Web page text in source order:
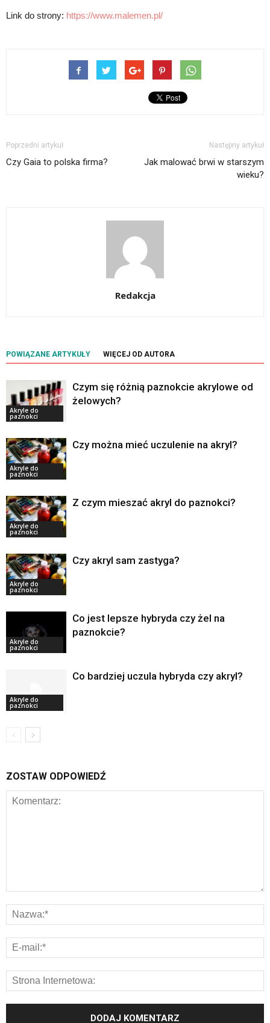
Link do strony: https://www.malemen.pl/
Poprzedni artykuł
Czy Gaia to polska firma?
Następny artykuł
Jak malować brwi w starszym
wieku?
Redakcja
POWIĄZANE ARTYKUŁY WIĘCEJ OD AUTORA
Akryle do
paznokci
Czym się różnią paznokcie akrylowe od
żelowych?
Akryle do
paznokci
Czy można mieć uczulenie na akryl?
Akryle do
paznokci
Z czym mieszać akryl do paznokci?
Akryle do
paznokci
Czy akryl sam zastyga?
Akryle do
paznokci
Co jest lepsze hybryda czy żel na
paznokcie?
Akryle do
paznokci
Co bardziej uczula hybryda czy akryl?
ZOSTAW ODPOWIEDŹ